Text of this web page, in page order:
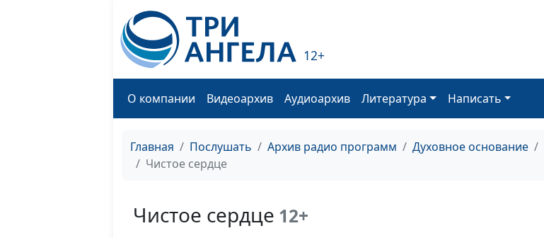
12+
О компании Видеоархив Аудиоархив Литература Написать
Главная Послушать Архив радио программ Духовное основание
Чистое сердце
Чистое сердце 12+